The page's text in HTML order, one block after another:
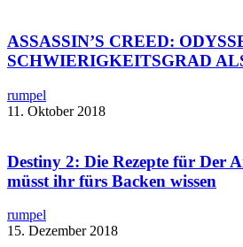
ASSASSIN’S CREED:
SCHWIERIGKEITSGRAD
rumpel
11. Oktober 2018
Destiny 2: Die Rezepte für Der
müsst ihr fürs Backen wissen
rumpel
15. Dezember 2018